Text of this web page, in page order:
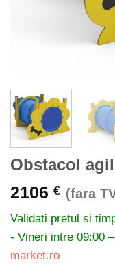
Obstacol
2106 € (fara
Validati pretul si
- Vineri intre 09:00
market.ro